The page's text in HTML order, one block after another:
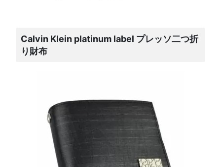
Calvin Klein platinum label プレッソ二つ折
り財布